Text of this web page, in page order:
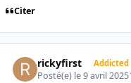
Citer
rickyfirst Addicted
Posté(e) le 9 avril 2025